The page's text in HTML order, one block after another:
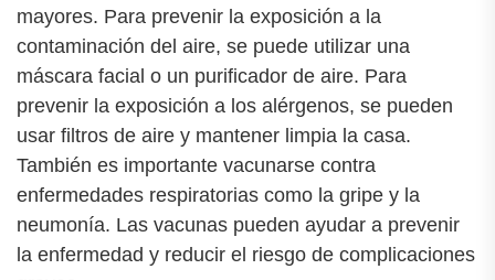
mayores. Para prevenir la exposición a la
contaminación del aire, se puede utilizar una
máscara facial o un purificador de aire. Para
prevenir la exposición a los alérgenos, se pueden
usar filtros de aire y mantener limpia la casa.
También es importante vacunarse contra
enfermedades respiratorias como la gripe y la
neumonía. Las vacunas pueden ayudar a prevenir
la enfermedad y reducir el riesgo de complicaciones